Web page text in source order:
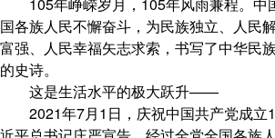
国各族人民不懈奋斗，为民族独立、人民
富强、人民幸福矢志求索，书写了中华民
的史诗。
这是生活水平的极大跃升——
2021年7月1日，庆祝中国共产党成立